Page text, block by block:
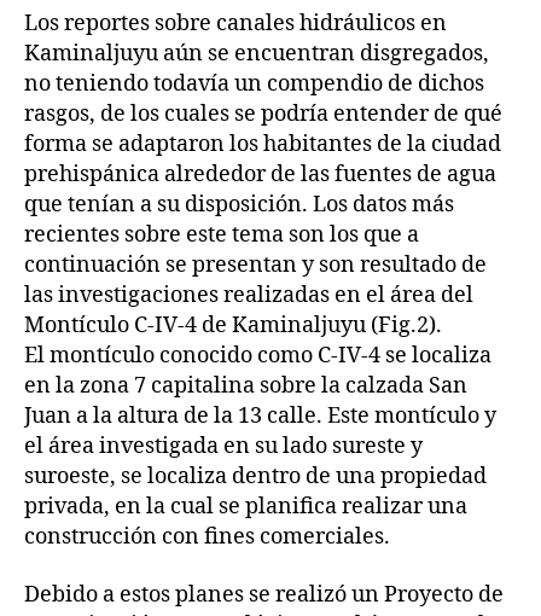
Los reportes sobre canales hidráulicos en
Kaminaljuyu aún se encuentran disgregados,
no teniendo todavía un compendio de dichos
rasgos, de los cuales se podría entender de qué
forma se adaptaron los habitantes de la ciudad
prehispánica alrededor de las fuentes de agua
que tenían a su disposición. Los datos más
recientes sobre este tema son los que a
continuación se presentan y son resultado de
las investigaciones realizadas en el área del
Montículo C-IV-4 de Kaminaljuyu (Fig.2).
El montículo conocido como C-IV-4 se localiza
en la zona 7 capitalina sobre la calzada San
Juan a la altura de la 13 calle. Este montículo y
el área investigada en su lado sureste y
suroeste, se localiza dentro de una propiedad
privada, en la cual se planifica realizar una
construcción con fines comerciales.
Debido a estos planes se realizó un Proyecto de